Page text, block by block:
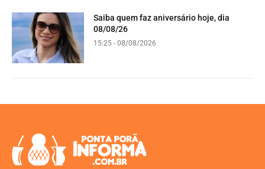
Saiba quem faz aniversário hoje, dia
08/08/26
15:25 - 08/08/2026